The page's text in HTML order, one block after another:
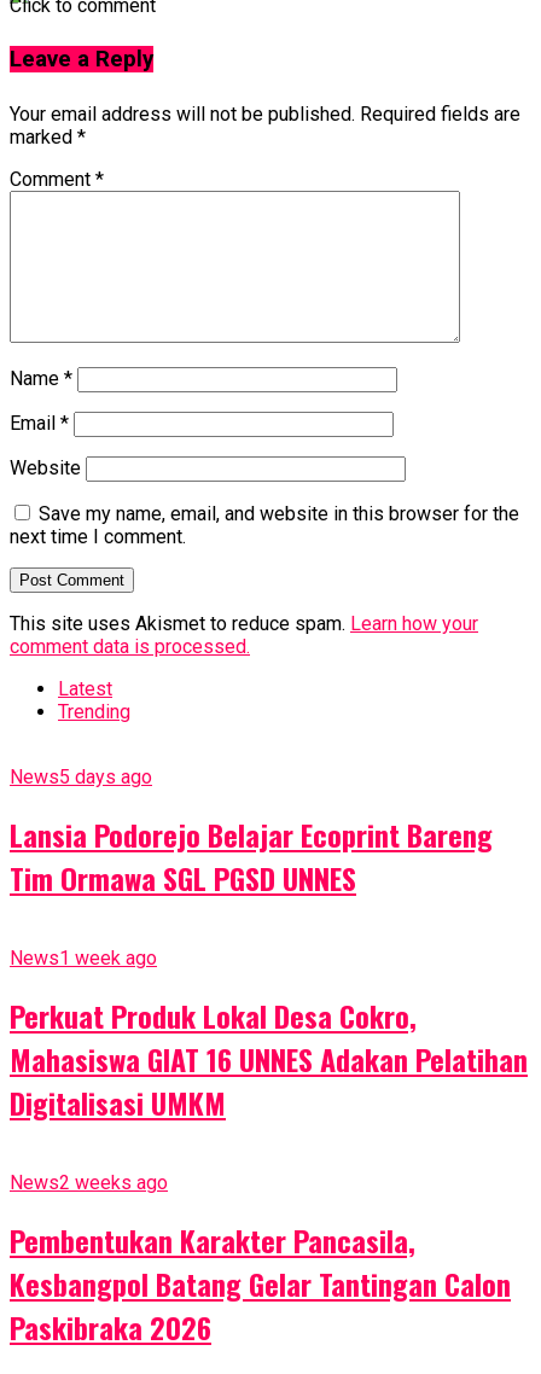
Click to comment
Leave a Reply
Your email address will not be published. Required fields are
marked *
Comment *
Name *
Email *
Website
Save my name, email, and website in this browser for the
next time I comment.
This site uses Akismet to reduce spam. Learn how your
comment data is processed.
Latest
Trending
News5 days ago
Lansia Podorejo Belajar Ecoprint Bareng
Tim Ormawa SGL PGSD UNNES
News1 week ago
Perkuat Produk Lokal Desa Cokro,
Mahasiswa GIAT 16 UNNES Adakan Pelatihan
Digitalisasi UMKM
News2 weeks ago
Pembentukan Karakter Pancasila,
Kesbangpol Batang Gelar Tantingan Calon
Paskibraka 2026